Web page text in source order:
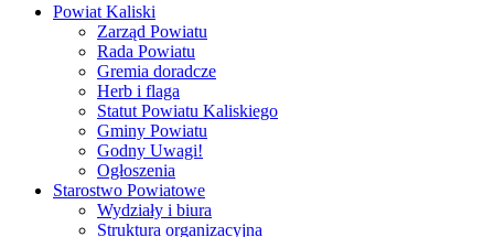
Powiat Kaliski
Zarząd Powiatu
Rada Powiatu
Gremia doradcze
Herb i flaga
Statut Powiatu Kaliskiego
Gminy Powiatu
Godny Uwagi!
Ogłoszenia
Starostwo Powiatowe
Wydziały i biura
Struktura organizacyjna